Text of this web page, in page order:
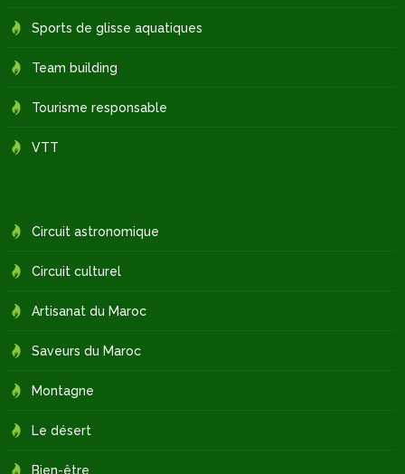
Sports de glisse aquatiques
Team building
Tourisme responsable
VTT
Circuit astronomique
Circuit culturel
Artisanat du Maroc
Saveurs du Maroc
Montagne
Le désert
Bien-être